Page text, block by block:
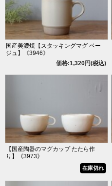
国産美濃焼【スタッキングマグ ベー
ジュ】《3946》
価格:1,320円(税込)
【国産陶器のマグカップ たたら作
り】《3973》
在庫切れ